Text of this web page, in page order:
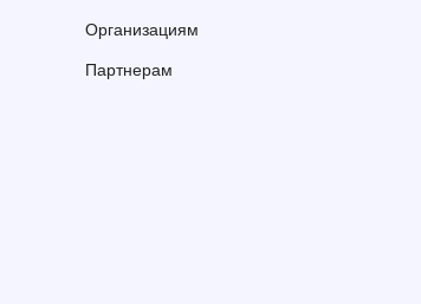
Организациям
Партнерам